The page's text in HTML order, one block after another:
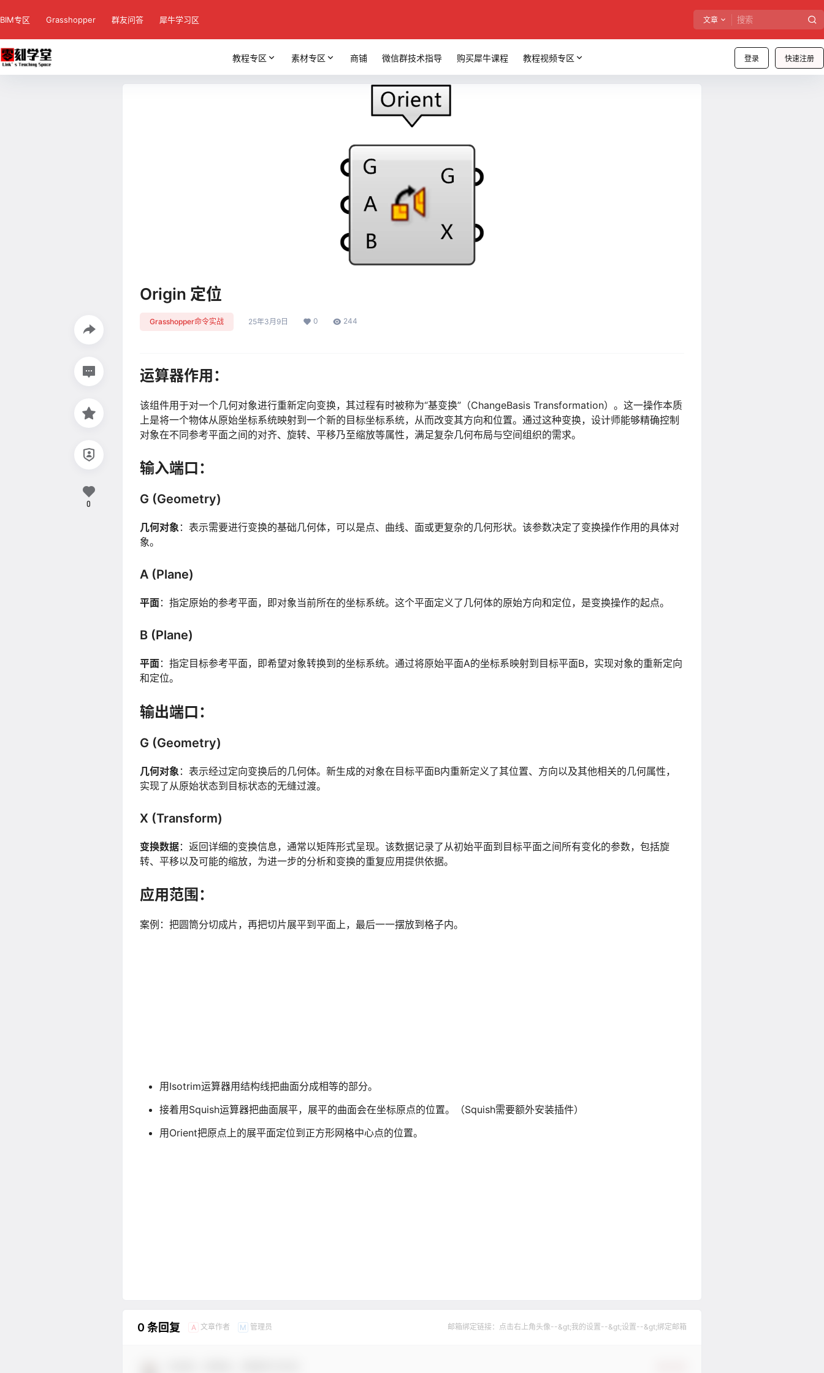
BIM专区 Grasshopper 群友问答 犀牛学习区 文章
登录 快速注册
教程专区 素材专区 商铺 微信群技术指导 购买犀牛课程 教程视频专区
Origin 定位
Grasshopper命令实战 25年3月9日 0 244
运算器作用：
该组件用于对一个几何对象进行重新定向变换，其过程有时被称为“基变换”（ChangeBasis Transformation）。这一操作本质
上是将一个物体从原始坐标系统映射到一个新的目标坐标系统，从而改变其方向和位置。通过这种变换，设计师能够精确控制
对象在不同参考平面之间的对齐、旋转、平移乃至缩放等属性，满足复杂几何布局与空间组织的需求。
输入端口：
G (Geometry)
几何对象 ：表示需要进行变换的基础几何体，可以是点、曲线、面或更复杂的几何形状。该参数决定了变换操作作用的具体对
象。
A (Plane)
平面：指定原始的参考平面，即对象当前所在的坐标系统。这个平面定义了几何体的原始方向和定位，是变换操作的起点。
B (Plane)
平面：指定目标参考平面，即希望对象转换到的坐标系统。通过将原始平面A的坐标系映射到目标平面B，实现对象的重新定向
和定位。
输出端口：
G (Geometry)
几何对象 ：表示经过定向变换后的几何体。新生成的对象在目标平面B内重新定义了其位置、方向以及其他相关的几何属性，
实现了从原始状态到目标状态的无缝过渡。
X (Transform)
变换数据：返回详细的变换信息，通常以矩阵形式呈现。该数据记录了从初始平面到目标平面之间所有变化的参数，包括旋
转、平移以及可能的缩放，为进一步的分析和变换的重复应用提供依据。
应用范围：
案例：把圆筒分切成片，再把切片展平到平面上，最后一一摆放到格子内。
用Isotrim运算器用结构线把曲面分成相等的部分。
接着用Squish运算器把曲面展平，展平的曲面会在坐标原点的位置。（Squish需要额外安装插件）
用Orient把原点上的展平面定位到正方形网格中心点的位置。
0
0 条回复 A 文章作者 M 管理员 邮箱绑定链接：点击右上角头像--&gt;我的设置--&gt;设置--&gt;绑定邮箱